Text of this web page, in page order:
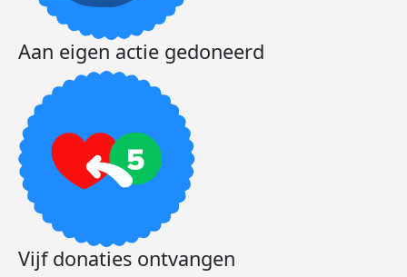
Aan eigen actie gedoneerd
Vijf donaties ontvangen